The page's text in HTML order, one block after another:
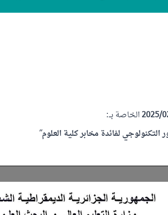
الخاصة بــ:
لفائدة مخابر كلية العلوم”